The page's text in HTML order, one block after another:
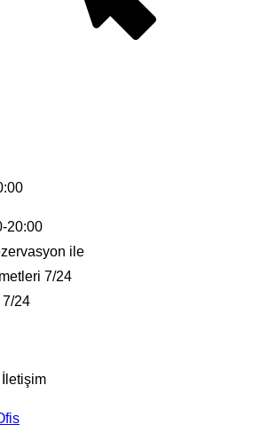
20:00
ile
7/24
7/24